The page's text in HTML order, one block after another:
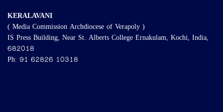
KERALAVANI
( Media Commission Archdiocese of Verapoly )
IS Press Building, Near St. Alberts College Ernakulam, Kochi, India,
682018
Ph: 91 62826 10318